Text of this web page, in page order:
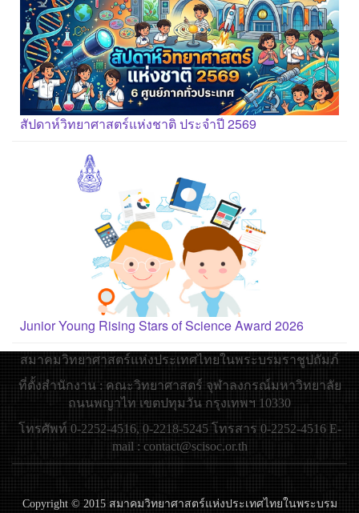
สัปดาห์วิทยาศาสตร์แห่งชาติ ประจำปี 2569
Junior Young Rising Stars of Science Award 2026
สมาคมวิทยาศาสตร์แห่งประเทศไทยในพระบรมราชูปถัมภ์
ที่ตั้งสำนักงาน : คณะวิทยาศาสตร์ จุฬาลงกรณ์มหาวิทยาลัย
ถนนพญาไท เขตปทุมวัน กรุงเทพฯ 10330
โทรศัพท์ 0-2252-4516, 0-2218-5245 โทรสาร 0-2252-4516 E-
mail : contact@scisoc.or.th
Copyright © 2015 สมาคมวิทยาศาสตร์แห่งประเทศไทยในพระบรม